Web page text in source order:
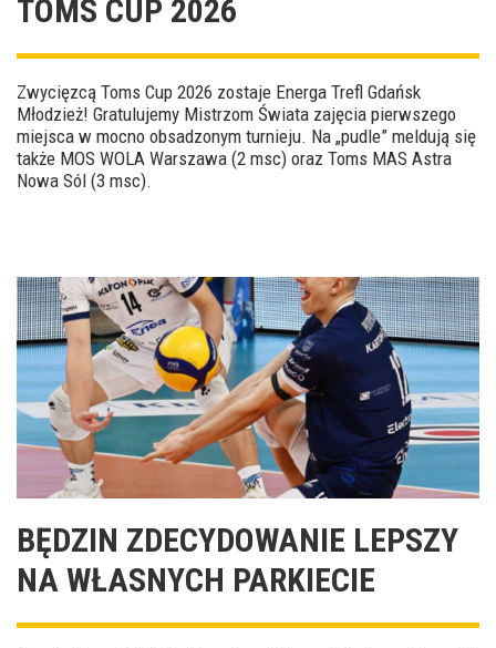
TOMS CUP 2026
Zwycięzcą Toms Cup 2026 zostaje Energa Trefl Gdańsk
Młodzież! Gratulujemy Mistrzom Świata zajęcia pierwszego
miejsca w mocno obsadzonym turnieju. Na „pudle” meldują się
także MOS WOLA Warszawa (2 msc) oraz Toms MAS Astra
Nowa Sól (3 msc).
BĘDZIN ZDECYDOWANIE LEPSZY
NA WŁASNYCH PARKIECIE